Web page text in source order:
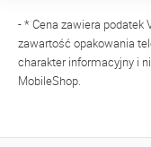
- * Cena zawiera podatek
zawartość opakowania
charakter informacyjny i
MobileShop.